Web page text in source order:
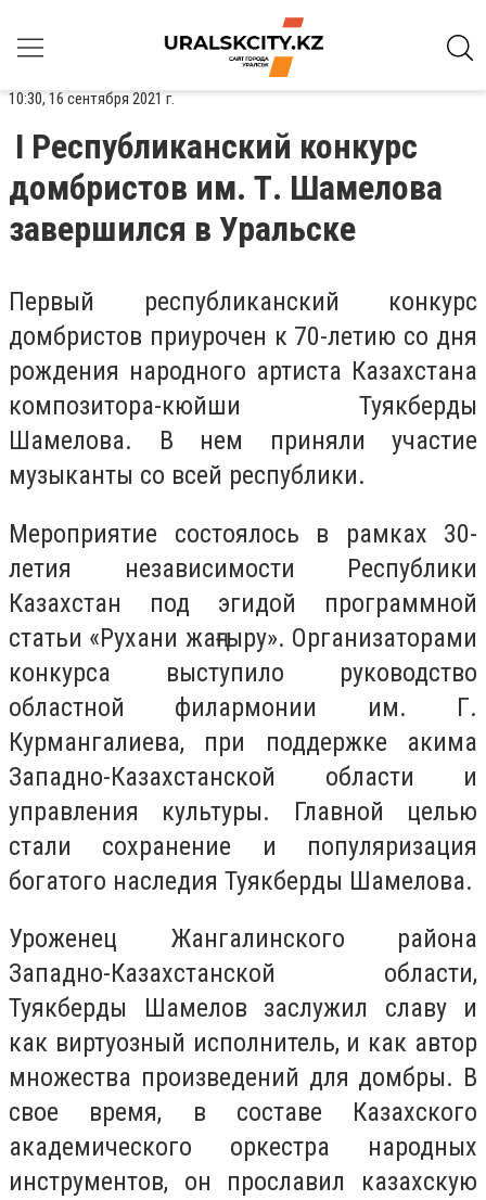
10:30, 16 сентября 2021 г.
I Республиканский конкурс
домбристов им. Т. Шамелова
завершился в Уральске
Первый республиканский конкурс
домбристов приурочен к 70-летию со дня
рождения народного артиста Казахстана
композитора-кюйши Туякберды
Шамелова. В нем приняли участие
музыканты со всей республики.
Мероприятие состоялось в рамках 30-
летия независимости Республики
Казахстан под эгидой программной
статьи «Рухани жаңғыру». Организаторами
конкурса выступило руководство
областной филармонии им. Г.
Курмангалиева, при поддержке акима
Западно-Казахстанской области и
управления культуры. Главной целью
стали сохранение и популяризация
богатого наследия Туякберды Шамелова.
Уроженец Жангалинского района
Западно-Казахстанской области,
Туякберды Шамелов заслужил славу и
как виртуозный исполнитель, и как автор
множества произведений для домбры. В
свое время, в составе Казахского
академического оркестра народных
инструментов, он прославил казахскую